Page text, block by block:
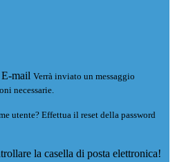
E-mail Verrà inviato un messaggio
necessarie.
utente? Effettua il reset della password
la casella di posta elettronica!